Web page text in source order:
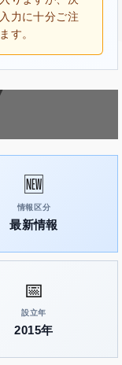
力に十分ご注
す。
🆕
情報区分
最新情報
📅
設立年
2015年